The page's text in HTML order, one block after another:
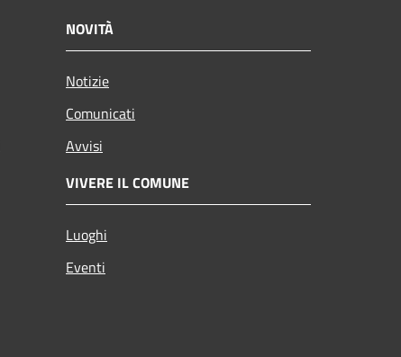
NOVITÀ
Notizie
Comunicati
Avvisi
VIVERE IL COMUNE
Luoghi
Eventi